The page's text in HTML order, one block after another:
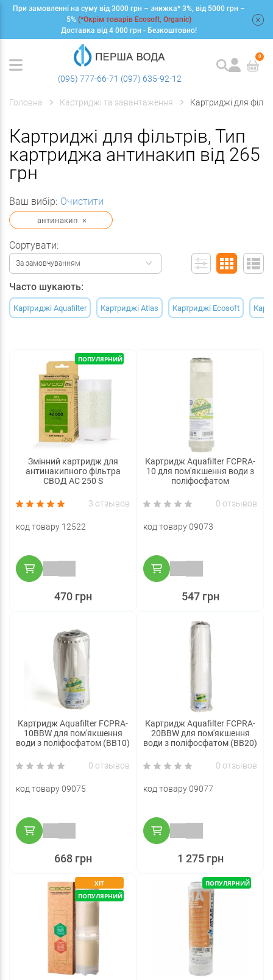
При замовленні на суму від 3000 грн – знижка* 3%, від 5000 грн –
5% (*Окрім товарів Ecosoft, Organic)
Доставка від 4 000 грн - Безкоштовно!
(095) 777-66-71 (097) 635-92-12
0
Головна Картриджі та завантаження Картриджі для
Картриджі для фільтрів, Тип
картриджа антинакип від 265
грн
Ваш вибір: Очистити
антинакип ×
Сортувати:
За замовчуванням
Часто шукають:
Картриджі Aquafilter Картриджі Atlas Картриджі Ecosoft
ПОПУЛЯРНИЙ
Змінний картридж для
антинакипного фільтра
СВОД АС 250 S
3 отзывов
код товару 12522
470 грн
Картридж Aquafilter FCPRA-
10 для пом'якшення води з
поліфосфатом
0 отзывов
код товару 09073
547 грн
Картридж Aquafilter FCPRA-
10BBW для пом'якшення
води з поліфосфатом (BB10)
0 отзывов
код товару 09075
668 грн
Картридж Aquafilter FCPRA-
20BBW для пом'якшення
води з поліфосфатом (BB20)
0 отзывов
код товару 09077
1 275 грн
ХІТ
ПОПУЛЯРНИЙ
ПОПУЛЯРНИЙ